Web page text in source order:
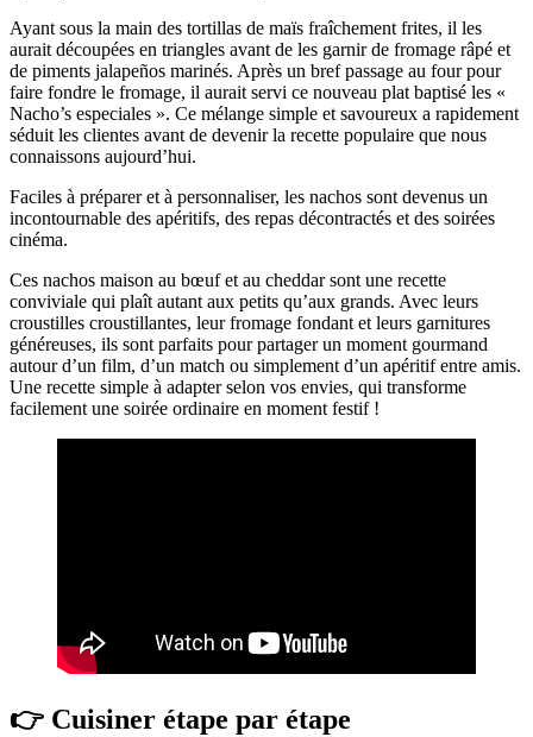
Ayant sous la main des tortillas de maïs fraîchement frites, il les
aurait découpées en triangles avant de les garnir de fromage râpé et
de piments jalapeños marinés. Après un bref passage au four pour
faire fondre le fromage, il aurait servi ce nouveau plat baptisé les «
Nacho’s especiales ». Ce mélange simple et savoureux a rapidement
séduit les clientes avant de devenir la recette populaire que nous
connaissons aujourd’hui.
Faciles à préparer et à personnaliser, les nachos sont devenus un
incontournable des apéritifs, des repas décontractés et des soirées
cinéma.
Ces nachos maison au bœuf et au cheddar sont une recette
conviviale qui plaît autant aux petits qu’aux grands. Avec leurs
croustilles croustillantes, leur fromage fondant et leurs garnitures
généreuses, ils sont parfaits pour partager un moment gourmand
autour d’un film, d’un match ou simplement d’un apéritif entre amis.
Une recette simple à adapter selon vos envies, qui transforme
facilement une soirée ordinaire en moment festif !
👉 Cuisiner étape par étape